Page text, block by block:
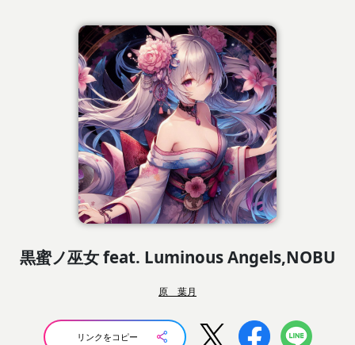
黒蜜ノ巫女 feat. Luminous Angels,NOBU
原 葉月
リンクをコピー